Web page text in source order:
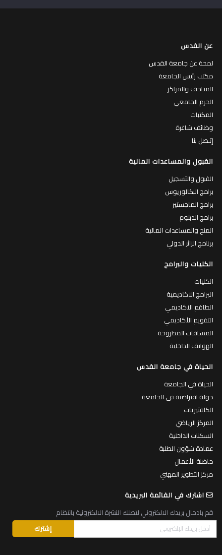
عن القدس
لمحة عن جامعة القدس
مكتب رئيس الجامعة
المتاحف والمراكز
الحرم الجامعي
المكتبات
وظائف شاغرة
إتـصل بنا
القبول والمساعدات المالية
القبول والتسجيل
برامج البكالوريوس
برامج الماجستير
برامج الدبلوم
المنح والمساعدات المالية
برنامج الزائر الدولي
الكليات والبرامج
الكليات
البرامج الاكاديمية
الطاقم الاكاديمي
التقويم الأكاديمي
المساقات المطروحة
الهواتف الداخلية
الحياة في جامعة القدس
الحياة في الجامعة
جولة افتراضية في الجامعة
الكافتيريات
المركز الرياضي
السكنات الداخلية
عمادة شؤون الطلبة
حاضنة الأعمال
مركز التطوير المهني
اشترك في القائمة البريدية
قم بادخال بريدك الالكتروني لتصلك النشرة الالكترونية بانتظام